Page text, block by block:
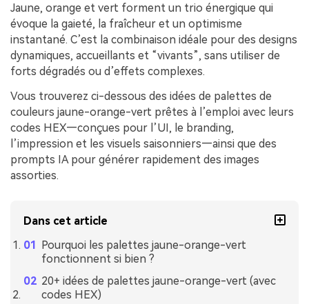
Jaune, orange et vert forment un trio énergique qui
évoque la gaieté, la fraîcheur et un optimisme
instantané. C’est la combinaison idéale pour des designs
dynamiques, accueillants et “vivants”, sans utiliser de
forts dégradés ou d’effets complexes.
Vous trouverez ci-dessous des idées de palettes de
couleurs jaune-orange-vert prêtes à l’emploi avec leurs
codes HEX—conçues pour l’UI, le branding,
l’impression et les visuels saisonniers—ainsi que des
prompts IA pour générer rapidement des images
assorties.
Dans cet article
Pourquoi les palettes jaune-orange-vert
fonctionnent si bien ?
20+ idées de palettes jaune-orange-vert (avec
codes HEX)